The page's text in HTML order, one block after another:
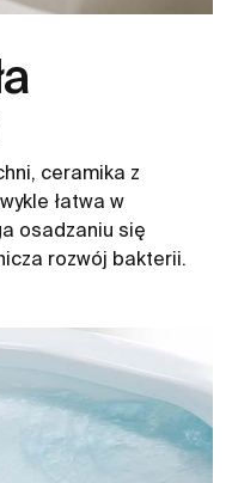
ceramika z
łatwa w
osadzaniu się
rozwój bakterii.